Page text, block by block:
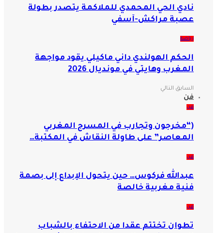
نادي الحي المحمدي للملاكمة يتصدر بطولة
عصبة مراكش-آسفي
رياضة
الحكم الهولندي داني ماكيلي يقود مواجهة
المغرب وهايتي في مونديال 2026
السابق التالي
فن
فن
(“مخرجون وتجارب في المسرح المغربي
المعاصر” على طاولة النقاش في المكتبة…
فن
عبدالله فركوس… حين يتحول الإبداع إلى بصمة
فنية مغربية خالصة
فن
تطوان تختتم عقدا من الاحتفاء بالشباب